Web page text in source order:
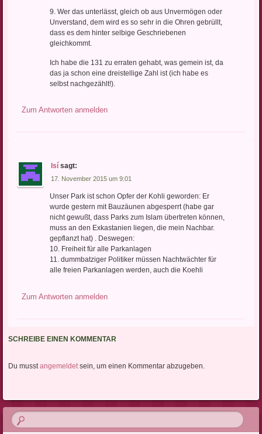
9. Wer das unterlässt, gleich ob aus Unvermögen oder
Unverstand, dem wird es so sehr in die Ohren gebrüllt,
dass es dem hinter selbige Geschriebenen
gleichkommt.
Ich habe die 131 zu erraten gehabt, was gemein ist, da
das ja schon eine dreistellige Zahl ist (ich habe es
selbst nachgezählt!).
Zum Antworten anmelden
Isí sagt:
17. November 2015 um 9:01
Unser Park ist schon Opfer der Kohli geworden: Er
wurde gestern mit Bauzäunen abgesperrt (habe gar
nicht gewußt, dass Parks zum Islam übertreten können,
muss an den Exkastanien liegen, die mein Nachbar.
gepflanzt hat) . Deswegen:
10. Freiheit für alle Parkanlagen
11. dummbatziger Politiker müssen Nachtwächter für
alle freien Parkanlagen werden, auch die Koehli
Zum Antworten anmelden
SCHREIBE EINEN KOMMENTAR
Du musst angemeldetsein, um einen Kommentar abzugeben.